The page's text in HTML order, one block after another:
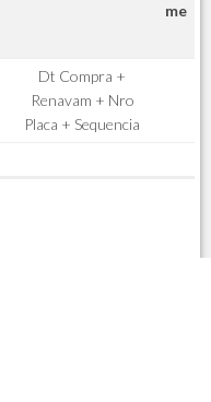
me
Dt Compra +
Renavam + Nro
Placa + Sequencia